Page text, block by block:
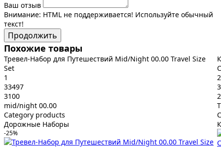
Ваш отзыв
Внимание: HTML не поддерживается! Используйте обычный
текст!
Продолжить
Похожие товары
Тревел-Набор для Путешествий Mid/Night 00.00 Travel Size
Set
1
33497
3100
mid/night 00.00
Category products
Дорожные Наборы
-25%
2